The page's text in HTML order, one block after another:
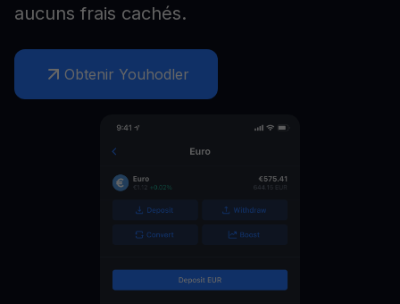
aucuns frais cachés.
Obtenir Youhodler